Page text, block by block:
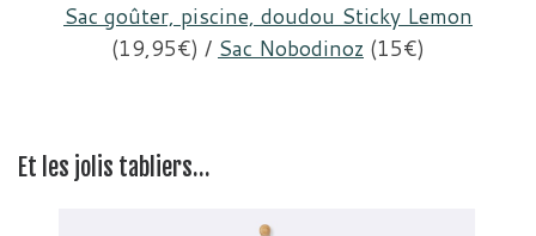
Sac goûter, piscine, doudou Sticky Lemon
(19,95€) / Sac Nobodinoz (15€)
Et les jolis tabliers…